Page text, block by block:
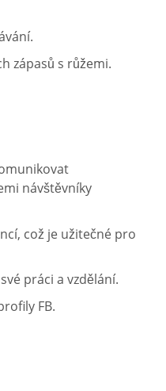
zápasů s růžemi.
návštěvníky
což je užitečné pro
práci a vzdělání.
FB.